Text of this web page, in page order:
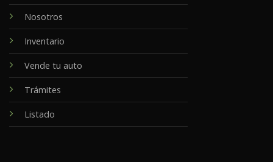
Nosotros
Inventario
Vende tu auto
Trámites
Listado